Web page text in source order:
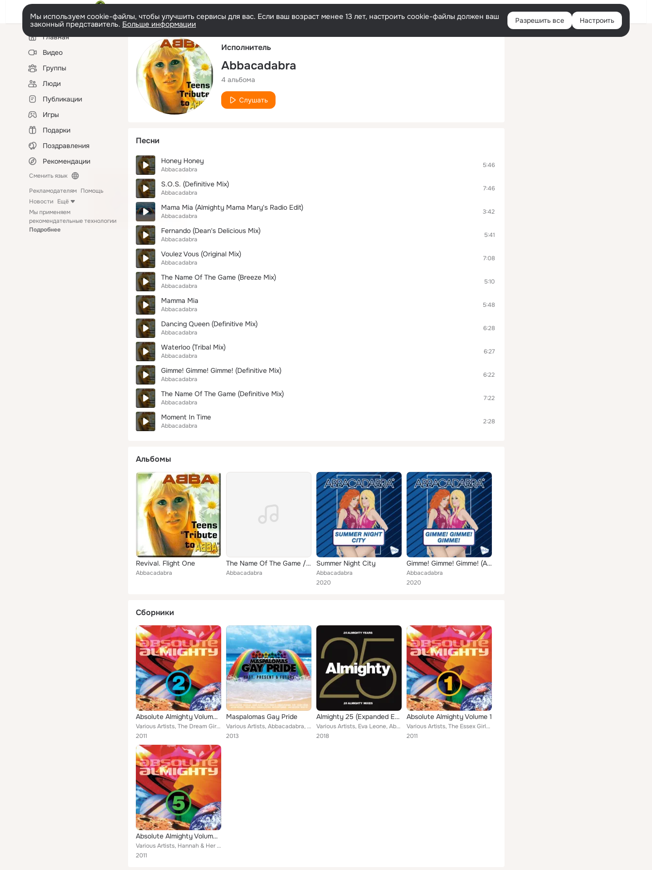
Русский Войти
Мы используем cookie-файлы, чтобы улучшить сервисы для вас. Если ваш возраст менее 13 лет, настроить cookie-файлы должен ваш
законный представитель. Больше информации Разрешить все Настроить
Левая
колонкаГлавная
Видео
Группы
Люди
Публикации
Игры
Подарки
Поздравления
Рекомендации
Сменить язык
Рекламодателям Помощь
Новости Ещё
Мы применяем
рекомендательные технологии
Подробнее
Исполнитель
Abbacadabra
4 альбома
Слушать
Песни
Honey Honey
Abbacadabra
5:46
S.O.S. (Definitive Mix)
Abbacadabra
7:46
Mama Mia (Almighty Mama Mary's Radio Edit)
Abbacadabra
3:42
Fernando (Dean's Delicious Mix)
Abbacadabra
5:41
Voulez Vous (Original Mix)
Abbacadabra
7:08
The Name Of The Game (Breeze Mix)
Abbacadabra
5:10
Mamma Mia
Abbacadabra
5:48
Dancing Queen (Definitive Mix)
Abbacadabra
6:28
Waterloo (Tribal Mix)
Abbacadabra
6:27
Gimme! Gimme! Gimme! (Definitive Mix)
Abbacadabra
6:22
The Name Of The Game (Definitive Mix)
Abbacadabra
7:22
Moment In Time
Abbacadabra
2:28
Альбомы
Revival. Flight One
Abbacadabra
The Name Of The Game / Gimme! Gimme! Gimme!
Abbacadabra
Summer Night City
Abbacadabra
2020
Gimme! Gimme! Gimme! (A Man After Midnight)
Abbacadabra
2020
Сборники
Absolute Almighty Volume 2
Various Artists, The Dream Girls, Abbacadabra, Obsession, Sarah Washington, Patricia Stamford, Simone, Drama Feat. Melanie Wilso...
2011
Maspalomas Gay Pride
Various Artists, Abbacadabra, Jason Prince, Jaymi Hensley, Boyz With Toyz, Zoe, Teresa Marie, Northernbeat, Indeed, Jan George, ...
2013
Almighty 25 (Expanded Edition)
Various Artists, Eva Leone, Abbacadabra, Almighty Showgirls, Almighty vs. The Midnight Shift, Amazonia, Taylor Jay, Obsession, H...
2018
Absolute Almighty Volume 1
Various Artists, The Essex Girls, Linda Taylor, Truman, Royal 'T', Abbacadabra, Destiny Love, Obsession, Rochelle, Destination, ...
2011
Absolute Almighty Volume 5
Various Artists, Hannah & Her Sisters, The Kinky Boyz, Abbacadabra, One Vision, Rainbow Nation, Obsession, Roman Holiday, Rochel...
2011